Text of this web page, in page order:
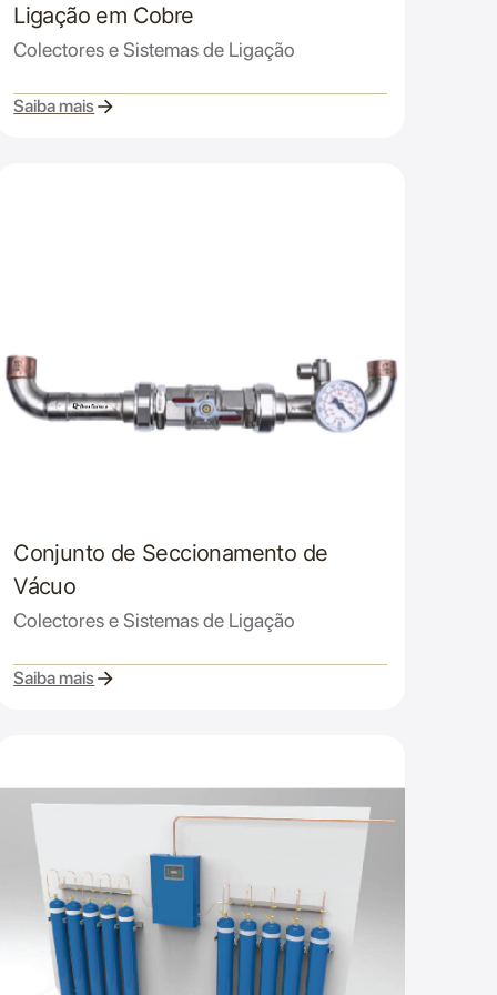
Ligação em Cobre
Colectores e Sistemas de Ligação
Saiba mais
Conjunto de Seccionamento de
Vácuo
Colectores e Sistemas de Ligação
Saiba mais